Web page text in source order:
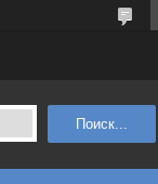
Поиск...